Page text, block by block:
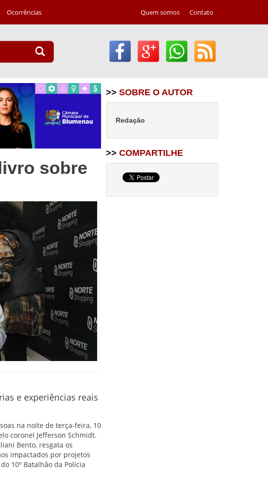
Ocorrências Quem somos Contato
sobre
e experiências reais
na noite de terça-feira, 10
coronel Jefferson Schmidt.
Bento, resgata os
impactados por projetos
10º Batalhão da Polícia
>> SOBRE O AUTOR
Redação
>> COMPARTILHE